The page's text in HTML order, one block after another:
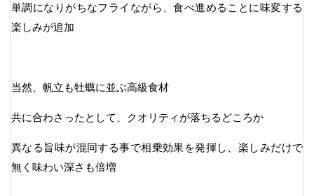
単調になりがちなフライながら、食べ進めることに味変する
楽しみが追加
当然、帆立も牡蠣に並ぶ高級食材
共に合わさったとして、クオリティが落ちるどころか
異なる旨味が混同する事で相乗効果を発揮し、楽しみだけで
無く味わい深さも倍増